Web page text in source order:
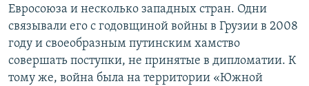
Евросоюза и несколько западных стран. Одни
связывали его с годовщиной войны в Грузии в 2008
году и своеобразным путинским хамство
совершать поступки, не принятые в дипломатии. К
тому же, война была на территории «Южной